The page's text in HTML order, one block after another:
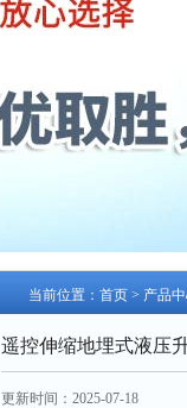
当前位置： 首页 > 产品
遥控伸缩地埋式液压
更新时间：2025-07-18